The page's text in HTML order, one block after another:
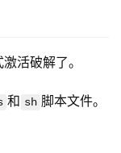
活破解了。
和 sh 脚本文件。